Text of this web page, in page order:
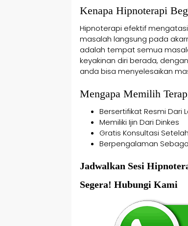
Kenapa Hipnoterapi
Hipnoterapi efektif
masalah langsung pada
adalah tempat semua
keyakinan diri berada,
anda bisa menyelesaikan
Mengapa Memilih
Bersertifikat Resmi Dari
Memiliki Ijin Dari Dinkes
Gratis Konsultasi
Berpengalaman
Jadwalkan Sesi
Segera! Hubungi Kami